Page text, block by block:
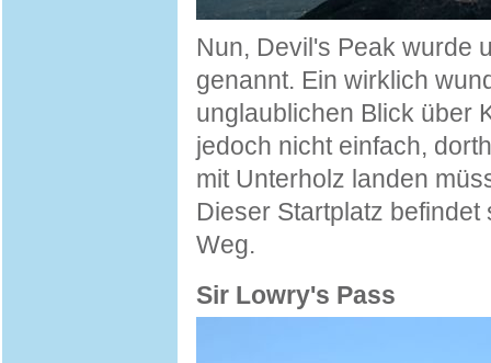
Nun, Devil's Peak wurde
genannt. Ein wirklich
unglaublichen Blick über
jedoch nicht einfach,
mit Unterholz landen
Dieser Startplatz
Weg.
Sir Lowry's Pass